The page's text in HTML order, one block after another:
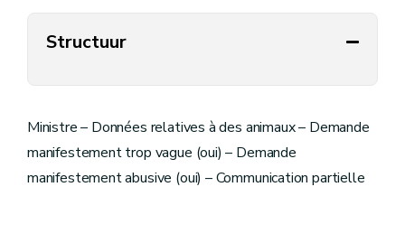
Structuur
Ministre – Données relatives à des animaux – Demande
manifestement trop vague (oui) – Demande
manifestement abusive (oui) – Communication partielle